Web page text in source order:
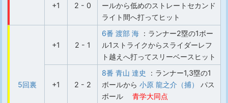
+1 2 - 0
ールから低めのストレートセカンド
ライト間へ打ってヒット
5回裏
+1 2 - 1
6番 渡部 海 ：ランナー2塁の1ボー
ル1ストライクからスライダーレフ
ト越えへ打ってスリーベースヒット
+1 2 - 2
8番 青山 達史
：ランナー1,3塁の1
ボールから 小原 龍之介（捕）
パス
ボール
青学大同点